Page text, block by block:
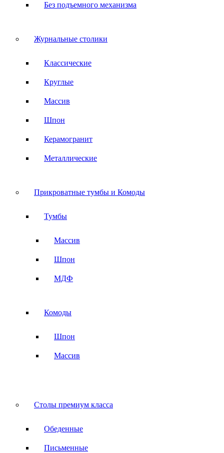
Без подъемного механизма
Журнальные столики
Классические
Круглые
Массив
Шпон
Керамогранит
Металлические
Прикроватные тумбы и Комоды
Тумбы
Массив
Шпон
МДФ
Комоды
Шпон
Массив
Столы премиум класса
Обеденные
Письменные